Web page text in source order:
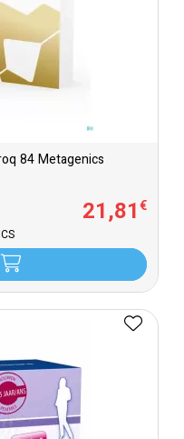
84 Metagenics
21,81€